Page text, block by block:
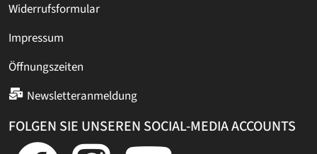
Widerrufsformular
Impressum
Öffnungszeiten
Newsletteranmeldung
FOLGEN SIE UNSEREN SOCIAL-MEDIA ACCOUNTS